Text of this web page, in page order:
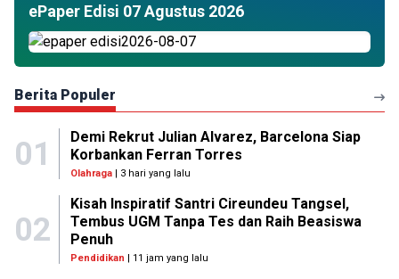
ePaper Edisi 07 Agustus 2026
Berita Populer
01
Demi Rekrut Julian Alvarez, Barcelona Siap
Korbankan Ferran Torres
Olahraga| 3 hari yang lalu
02
Kisah Inspiratif Santri Cireundeu Tangsel,
Tembus UGM Tanpa Tes dan Raih Beasiswa
Penuh
Pendidikan | 11 jam yang lalu